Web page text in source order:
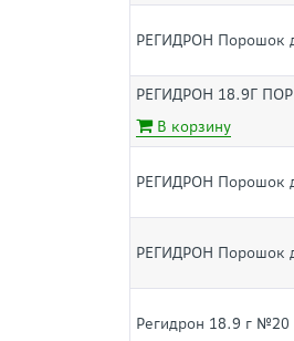
РЕГИДРОН Порошок
РЕГИДРОН 18.9Г
В корзину
РЕГИДРОН Порошок
РЕГИДРОН Порошок
Регидрон 18.9 г №20